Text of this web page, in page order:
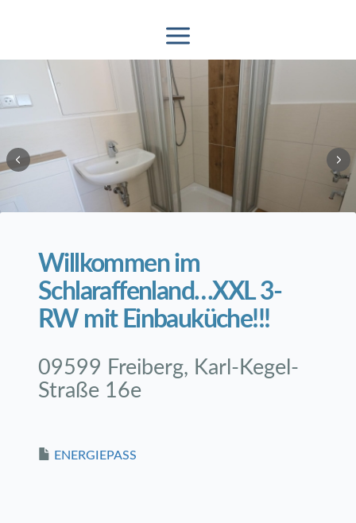
Willkommen im
Schlaraffenland…XXL 3-
RW mit Einbauküche!!!
09599 Freiberg, Karl-Kegel-
Straße 16e
ENERGIEPASS